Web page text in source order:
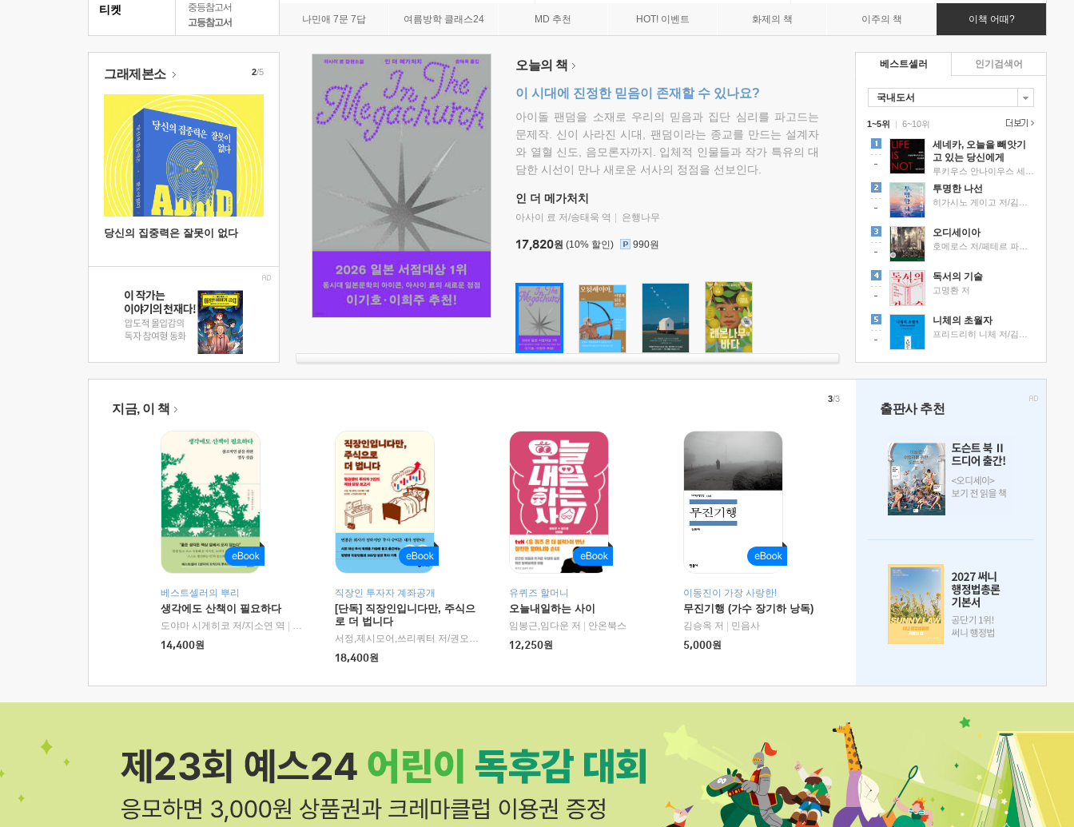
중등참고서
고등참고서
나민애 7문 7답 여름방학 클래스24 MD 추천 HOT! 이벤트 화제의 책 이주의 책 이책 어때?
티켓
그래제본소
당신의 집중력은 잘못이 없다
2/5 오늘의 책
이 시대에 진정한 믿음이 존재할 수 있나요?
아이돌 팬덤을 소재로 우리의 믿음과 집단 심리를 파고드는
문제작. 신이 사라진 시대, 팬덤이라는 종교를 만드는 설계자
와 열혈 신도, 음모론자까지. 입체적 인물들과 작가 특유의 대
담한 시선이 만나 새로운 서사의 정점을 선보인다.
인 더 메가처치
아사이 료 저/송태욱 역 은행나무
17,820원 (10% 할인) 990원
베스트셀러
국내도서
1~5위 |
세네카, 오늘을 빼앗기
고 있는 당신에게
투명한 나선
오디세이아
독서의 기술
고명환 저
니체의 초월자
6~10위
인기검색어
지금, 이 책
베스트셀러의 뿌리
생각에도 산책이 필요하다
도야마 시게히코 저/지소연 역
알에이치코리아(RHK)
14,400원
직장인 투자자 계좌공개
[단독] 직장인입니다만, 주식으
로 더 법니다
서정,제시모어,쓰리쿼터 저/권오태,시그널리포트 편
18,400원
유퀴즈 할머니
오늘내일하는 사이
임봉근,임다운 저
안온북스
12,250원
이동진이 가장 사랑한!
무진기행 (가수 장기하 낭독)
김승옥 저
민음사
5,000원
3/3
출판사 추천